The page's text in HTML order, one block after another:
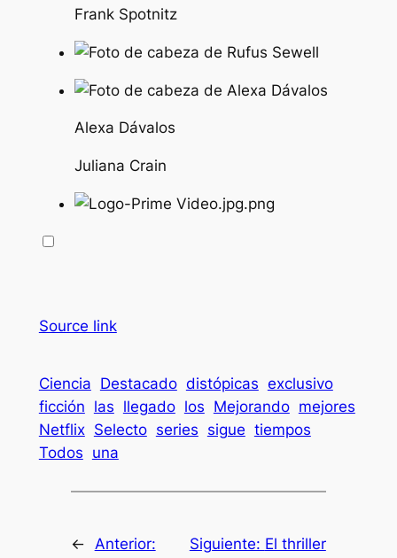
Frank Spotnitz
Alexa Dávalos
Juliana Crain
Source link
Ciencia Destacado distópicas exclusivo
ficción las llegado los Mejorando mejores
Netflix Selecto series sigue tiempos
Todos una
← Anterior: Siguiente: El thriller